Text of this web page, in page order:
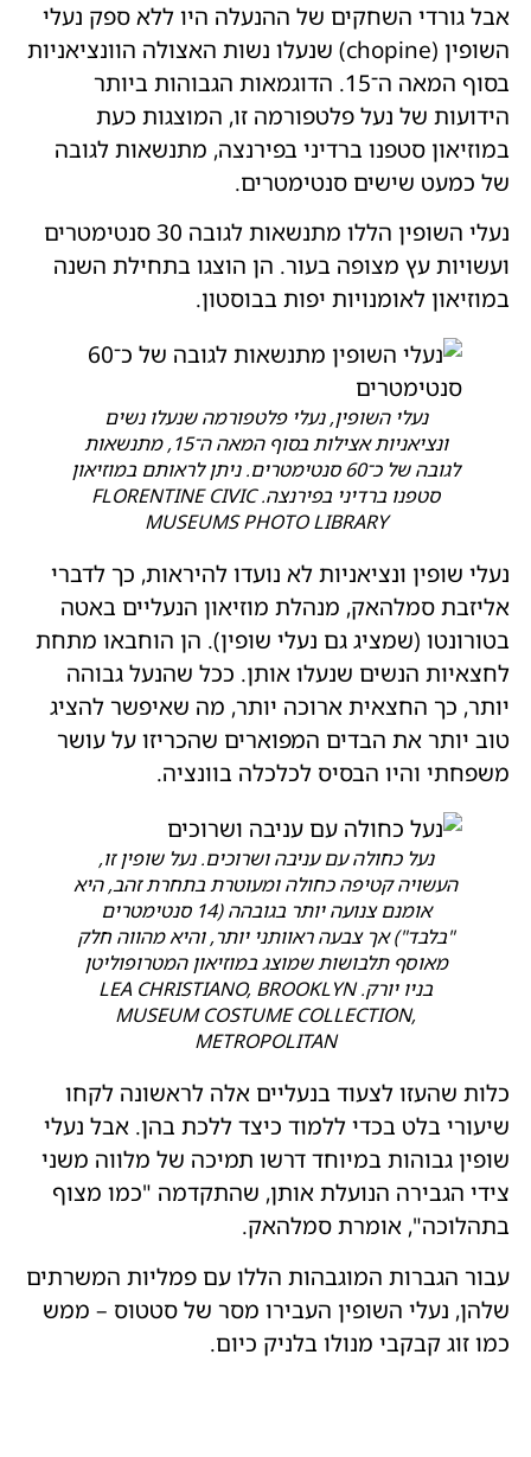
אבל גורדי השחקים של ההנעלה היו ללא ספק נעלי
השופין (chopine) שנעלו נשות האצולה הוונציאניות
בסוף המאה ה־15. הדוגמאות הגבוהות ביותר
הידועות של נעל פלטפורמה זו, המוצגות כעת
במוזיאון סטפנו ברדיני בפירנצה, מתנשאות לגובה
של כמעט שישים סנטימטרים.
נעלי השופין הללו מתנשאות לגובה 30 סנטימטרים
ועשויות עץ מצופה בעור. הן הוצגו בתחילת השנה
במוזיאון לאומנויות יפות בבוסטון.
נעלי השופין, נעלי פלטפורמה שנעלו נשים
ונציאניות אצילות בסוף המאה ה־15, מתנשאות
לגובה של כ־60 סנטימטרים. ניתן לראותם במוזיאון
סטפנו ברדיני בפירנצה. FLORENTINE CIVIC
MUSEUMS PHOTO LIBRARY
נעלי שופין ונציאניות לא נועדו להיראות, כך לדברי
אליזבת סמלהאק, מנהלת מוזיאון הנעליים באטה
בטורונטו (שמציג גם נעלי שופין). הן הוחבאו מתחת
לחצאיות הנשים שנעלו אותן. ככל שהנעל גבוהה
יותר, כך החצאית ארוכה יותר, מה שאיפשר להציג
טוב יותר את הבדים המפוארים שהכריזו על עושר
משפחתי והיו הבסיס לכלכלה בוונציה.
נעל כחולה עם עניבה ושרוכים. נעל שופין זו,
העשויה קטיפה כחולה ומעוטרת בתחרת זהב, היא
אומנם צנועה יותר בגובהה (14 סנטימטרים
"בלבד") אך צבעה ראוותני יותר, והיא מהווה חלק
מאוסף תלבושות שמוצג במוזיאון המטרופוליטן
בניו יורק. LEA CHRISTIANO, BROOKLYN
MUSEUM COSTUME COLLECTION,
METROPOLITAN
כלות שהעזו לצעוד בנעליים אלה לראשונה לקחו
שיעורי בלט בכדי ללמוד כיצד ללכת בהן. אבל נעלי
שופין גבוהות במיוחד דרשו תמיכה של מלווה משני
צידי הגבירה הנועלת אותן, שהתקדמה "כמו מצוף
בתהלוכה", אומרת סמלהאק.
עבור הגברות המוגבהות הללו עם פמליות המשרתים
שלהן, נעלי השופין העבירו מסר של סטטוס – ממש
כמו זוג קבקבי מנולו בלניק כיום.